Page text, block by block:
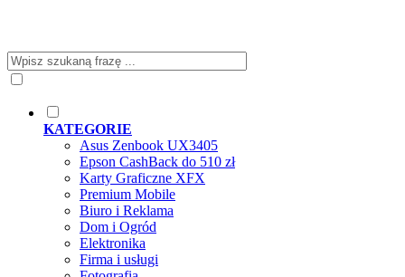
KATEGORIE
Asus Zenbook UX3405
Epson CashBack do 510 zł
Karty Graficzne XFX
Premium Mobile
Biuro i Reklama
Dom i Ogród
Elektronika
Firma i usługi